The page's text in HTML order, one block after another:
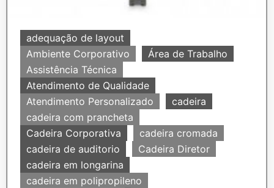
adequação de layout
Ambiente Corporativo
Área de Trabalho
Assistência Técnica
Atendimento de Qualidade
Atendimento Personalizado
cadeira
cadeira com prancheta
Cadeira Corporativa
cadeira cromada
cadeira de auditorio
Cadeira Diretor
cadeira em longarina
cadeira em polipropileno